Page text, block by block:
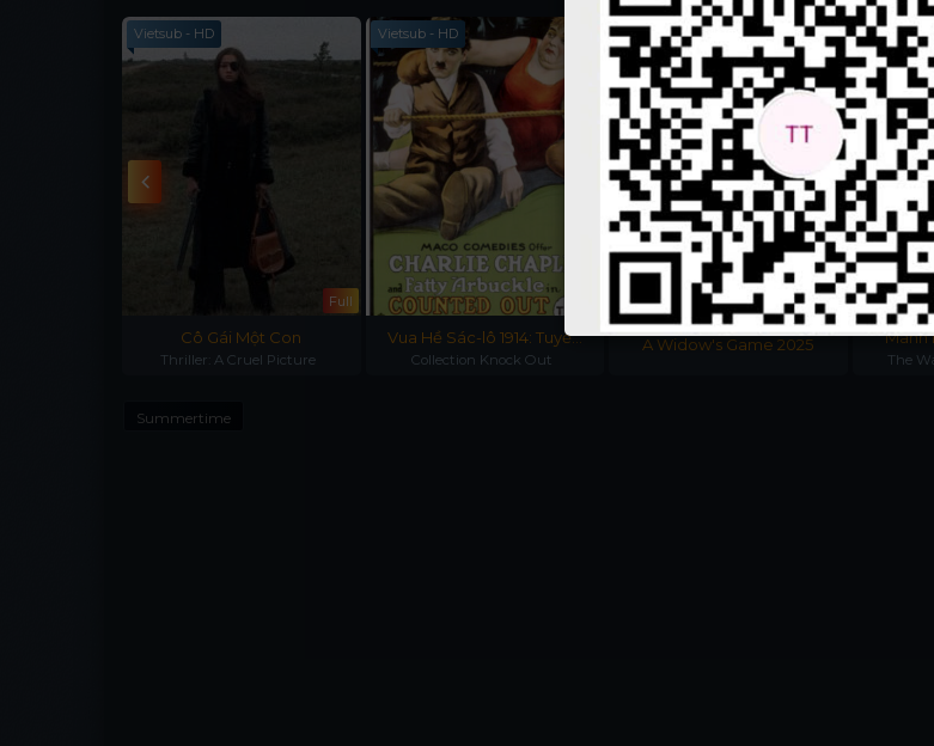
Vietsub - HD
Full
Cô Gái Một Con
Thriller: A Cruel Picture
Vietsub - HD
Vua Hề Sác-lô 1914: Tuyển
Tập Trận Đấu Quyền Anh
Collection Knock Out
A Widow's Game 2025
Vietsub -
Mãnh
The
Summertime